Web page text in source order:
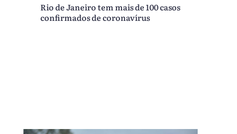
Rio de Janeiro tem mais de 100 casos
confirmados de coronavírus